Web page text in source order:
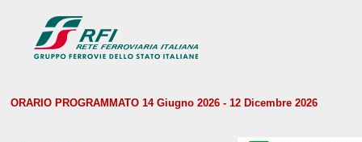
ORARIO PROGRAMMATO 14 Giugno 2026 - 12 Dicembre 2026